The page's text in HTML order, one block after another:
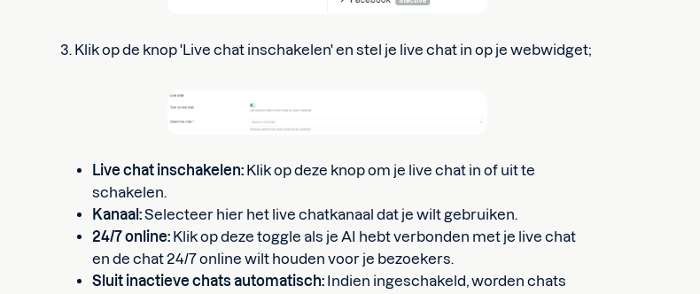
3. Klik op de knop 'Live chat inschakelen' en stel je live chat in op je webwidget;
Live chat inschakelen: Klik op deze knop om je live chat in of uit te
schakelen.
Kanaal:Selecteer hier het live chatkanaal dat je wilt gebruiken.
24/7 online: Klik op deze toggle als je AI hebt verbonden met je live chat
en de chat 24/7 online wilt houden voor je bezoekers.
Sluit inactieve chats automatisch: Indien ingeschakeld, worden chats